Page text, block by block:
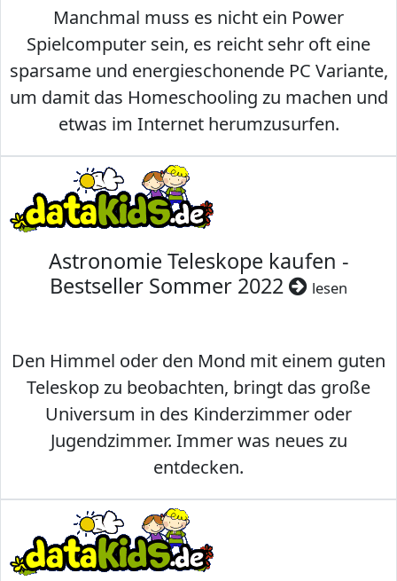
Manchmal muss es nicht ein Power
Spielcomputer sein, es reicht sehr oft eine
sparsame und energieschonende PC Variante,
um damit das Homeschooling zu machen und
etwas im Internet herumzusurfen.
Astronomie Teleskope kaufen -
Bestseller Sommer 2022
lesen
Den Himmel oder den Mond mit einem guten
Teleskop zu beobachten, bringt das große
Universum in des Kinderzimmer oder
Jugendzimmer. Immer was neues zu
entdecken.